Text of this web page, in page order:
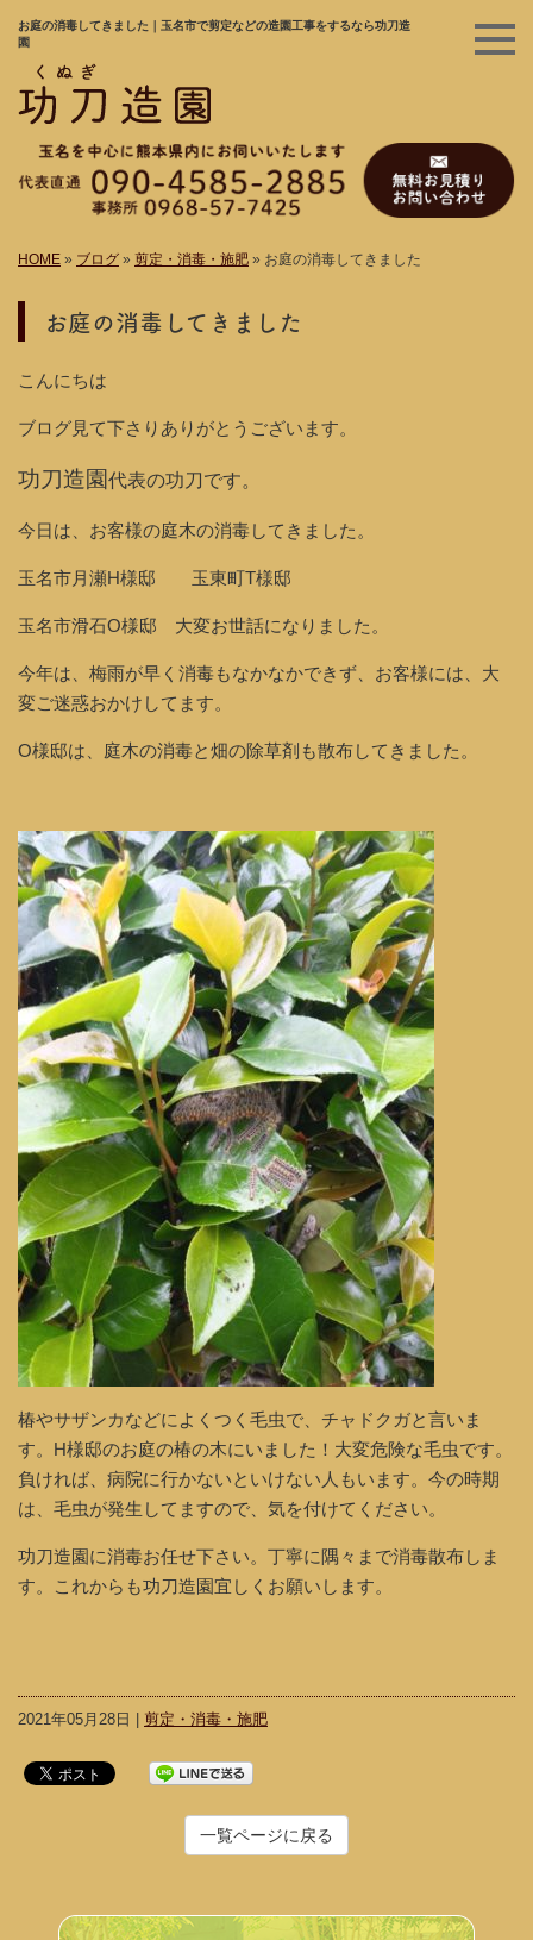
お庭の消毒してきました｜玉名市で剪定などの造園工事をするなら功刀造
園
HOME » ブログ » 剪定・消毒・施肥 » お庭の消毒してきました
お庭の消毒してきました
こんにちは
ブログ見て下さりありがとうございます。
功刀造園代表の功刀です。
今日は、お客様の庭木の消毒してきました。
玉名市月瀬H様邸 玉東町T様邸
玉名市滑石O様邸 大変お世話になりました。
今年は、梅雨が早く消毒もなかなかできず、お客様には、大
変ご迷惑おかけしてます。
O様邸は、庭木の消毒と畑の除草剤も散布してきました。
椿やサザンカなどによくつく毛虫で、チャドクガと言いま
す。H様邸のお庭の椿の木にいました！大変危険な毛虫です。
負ければ、病院に行かないといけない人もいます。今の時期
は、毛虫が発生してますので、気を付けてください。
功刀造園に消毒お任せ下さい。丁寧に隅々まで消毒散布しま
す。これからも功刀造園宜しくお願いします。
2021年05月28日 | 剪定・消毒・施肥
一覧ページに戻る